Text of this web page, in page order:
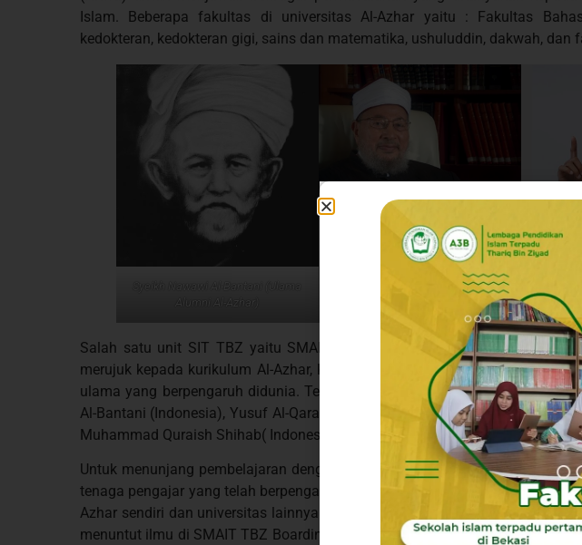
Islam. Beberapa fakultas di universitas Al-Azhar yaitu : Fakultas
kedokteran, kedokteran gigi, sains dan matematika, ushuluddin, dakwah, dan
Syeikh Nawawi Al-Bantani (Ulama
Alumni Al-Azhar)
Yusuf Al Qaradawi (Ulama Alumni
Al-Azhar)
Salah satu unit SIT TBZ yaitu SMAIT TBZ Boarding dalam kegiatan
merujuk kepada kurikulum Al-Azhar, Kairo. Kurikulum Al-Azhar telah terbukti
ulama yang berpengaruh didunia. Tercatat beberapa ulama dunia lulusan
Al-Bantani (Indonesia), Yusuf Al-Qaradhawi, Hasan Al-Banna (Mesir) , Abdul
Muhammad Quraish Shihab( Indonesia), dan masih banyak ulama lainnya.
Untuk menunjang pembelajaran dengan basis kurikulum Al-Azhar (Mesir),
tenaga pengajar yang telah berpengalaman dan berkompeten. Bahkan
Azhar sendiri dan universitas lainnya di timur tengah dan Afrika. Hal ini
menuntut ilmu di SMAIT TBZ Boarding mendapatkan gambaran mengenai